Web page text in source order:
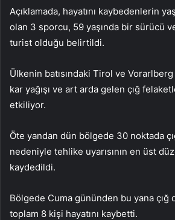
Açıklamada, hayatını kaybedenlerin
olan 3 sporcu, 59 yaşında bir sürücü
turist olduğu belirtildi.
Ülkenin batısındaki Tirol ve
kar yağışı ve art arda gelen çığ
etkiliyor.
Öte yandan dün bölgede 30 noktada
nedeniyle tehlike uyarısının en üst
kaydedildi.
Bölgede Cuma gününden bu yana çığ
toplam 8 kişi hayatını kaybetti.